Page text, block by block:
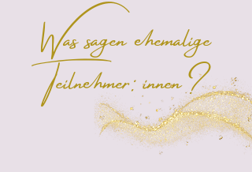
Was sagen ehemalige
Teilnehmer: innen?